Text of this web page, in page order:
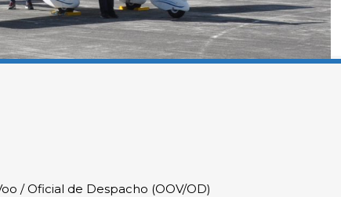
/ Oficial de Despacho (OOV/OD)